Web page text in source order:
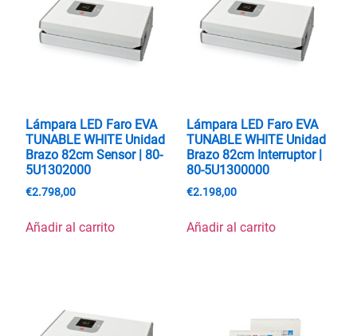
Lámpara LED Faro EVA
TUNABLE WHITE Unidad
Brazo 82cm Sensor | 80-
5U1302000
€2.798,00
Añadir al carrito
Lámpara LED Faro EVA
TUNABLE WHITE Unidad
Brazo 82cm Interruptor |
80-5U1300000
€2.198,00
Añadir al carrito